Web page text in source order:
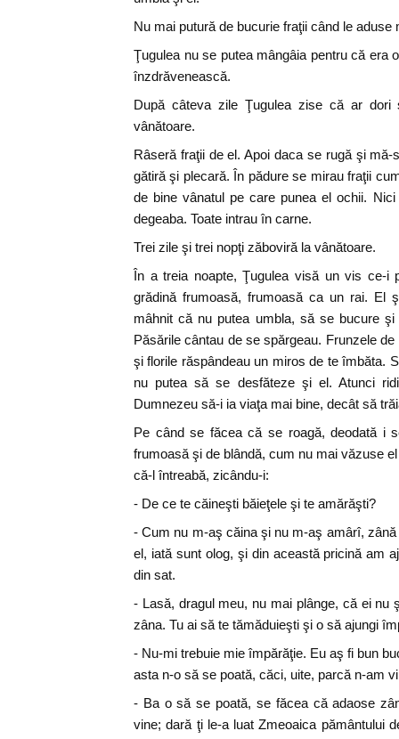
Nu mai putură de bucurie fraţii când le aduse
Ţugulea nu se putea mângâia pentru că era
înzdrăvenească.
După câteva zile Ţugulea zise că ar
vânătoare.
Râseră fraţii de el. Apoi daca se rugă şi
gătiră şi plecară. În pădure se mirau fraţii
de bine vânatul pe care punea el ochii.
degeaba. Toate intrau în carne.
Trei zile şi trei nopţi zăboviră la vânătoare.
În a treia noapte, Ţugulea visă un vis ce-i
grădină frumoasă, frumoasă ca un rai. El
mâhnit că nu putea umbla, să se bucure
Păsările cântau de se spărgeau. Frunzele
şi florile răspândeau un miros de te îmbăta.
nu putea să se desfăteze şi el. Atunci
Dumnezeu să-i ia viaţa mai bine, decât să
Pe când se făcea că se roagă, deodată i
frumoasă şi de blândă, cum nu mai văzuse
că-l întreabă, zicându-i:
- De ce te căineşti băieţele şi te amărăşti?
- Cum nu m-aş căina şi nu m-aş amârî,
el, iată sunt olog, şi din această pricină am
din sat.
- Lasă, dragul meu, nu mai plânge, că ei
zâna. Tu ai să te tămăduieşti şi o să ajungi
- Nu-mi trebuie mie împărăţie. Eu aş fi bun
asta n-o să se poată, căci, uite, parcă n-am
- Ba o să se poată, se făcea că adaose
vine; dară ţi le-a luat Zmeoaica pământului